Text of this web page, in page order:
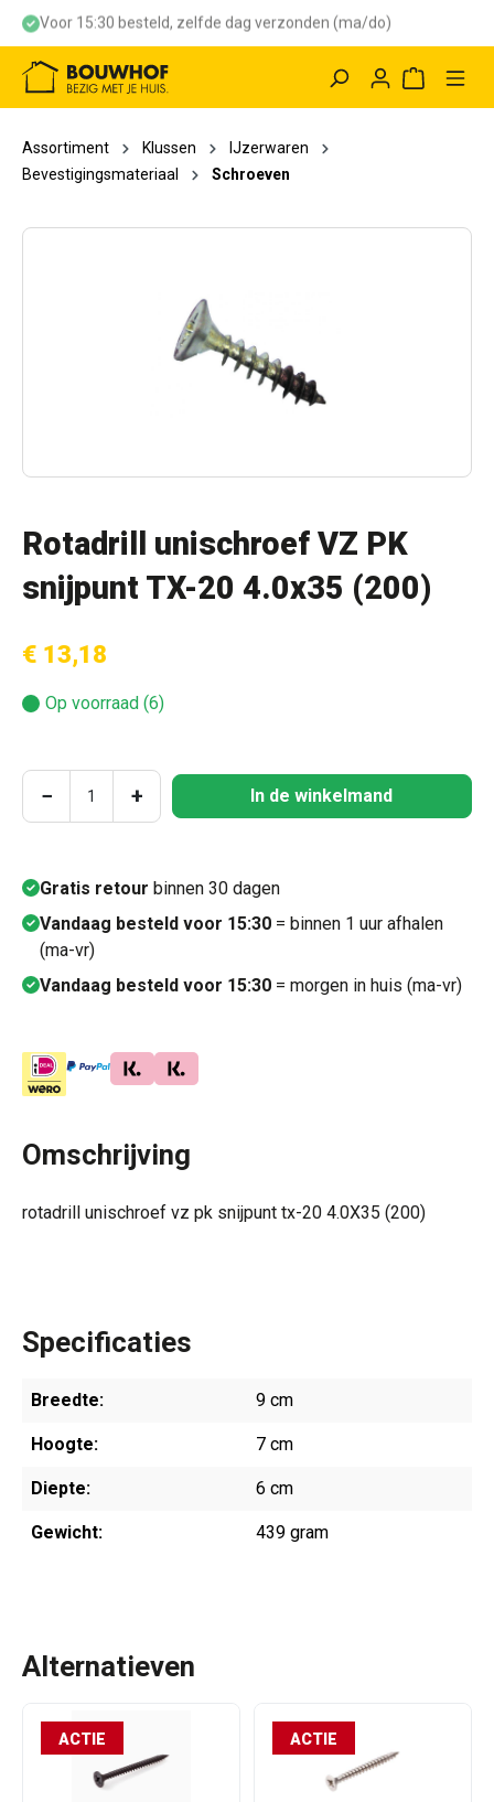
Voor 15:30 besteld, zelfde dag verzonden (ma/do)
Assortiment Klussen
IJzerwaren
Bevestigingsmateriaal
Schroeven
Rotadrill unischroef VZ PK
snijpunt TX-20 4.0x35 (200)
€ 13,18
Op voorraad (6)
Producthoeveelheid: Voer de gewenste
− + In de winkelmand
Gratis retour binnen 30 dagen
Vandaag besteld voor 15:30 = binnen 1 uur afhalen
(ma-vr)
Vandaag besteld voor 15:30 = morgen in huis (ma-vr)
Omschrijving
rotadrill unischroef vz pk snijpunt tx-20 4.0X35 (200)
Specificaties
Breedte: 9 cm
Hoogte: 7 cm
Diepte: 6 cm
Gewicht: 439 gram
Alternatieven
ACTIE ACTIE